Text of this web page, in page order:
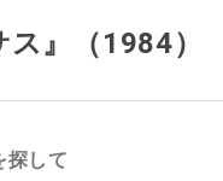
』（1984）
探して